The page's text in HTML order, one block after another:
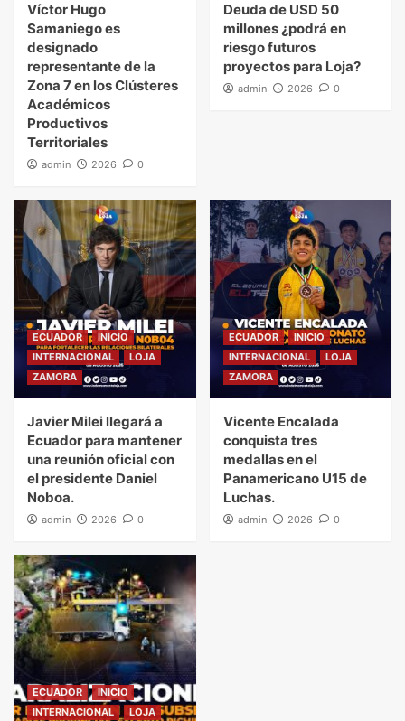
Víctor Hugo
Samaniego es
designado
representante de la
Zona 7 en los Clústeres
Académicos
Productivos
Territoriales
admin 2026 0
Deuda de USD 50
millones ¿podrá en
riesgo futuros
proyectos para Loja?
admin 2026 0
ECUADOR
INICIO
INTERNACIONAL
LOJA
ZAMORA
Javier Milei llegará a
Ecuador para mantener
una reunión oficial con
el presidente Daniel
Noboa.
admin 2026 0
ECUADOR
INICIO
INTERNACIONAL
LOJA
ZAMORA
Vicente Encalada
conquista tres
medallas en el
Panamericano U15 de
Luchas.
admin 2026 0
ECUADOR
INICIO
INTERNACIONAL
LOJA